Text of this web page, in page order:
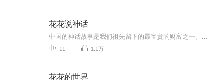
花花说神话
11 1.1万
花花的世界